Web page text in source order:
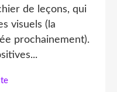
de leçons, qui
visuels (la
prochainement).